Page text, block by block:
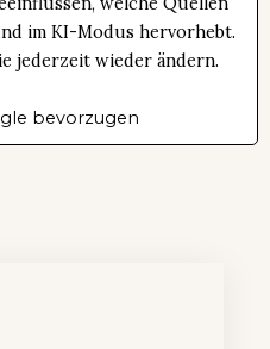
im KI-Modus hervorhebt.
jederzeit wieder ändern.
bevorzugen